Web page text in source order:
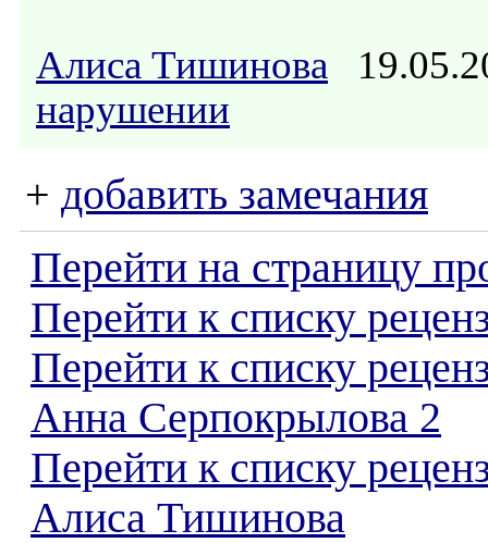
Алиса Тишинова
нарушении
+ добавить замечания
Перейти на страницу
Перейти к списку
Перейти к списку
Анна Серпокрылова 2
Перейти к списку
Алиса Тишинова